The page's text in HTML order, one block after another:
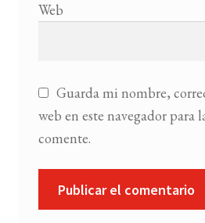
Web
Guarda mi nombre,
web en este navegador para
comente.